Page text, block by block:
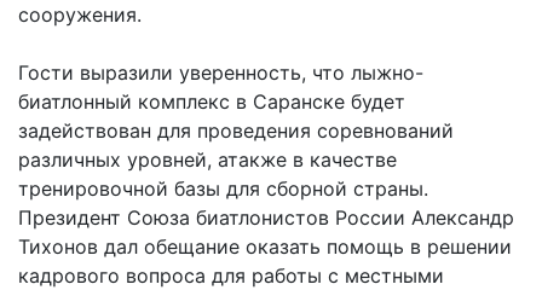
сооружения.
Гости выразили уверенность, что лыжно-
биатлонный комплекс в Саранске будет
задействован для проведения соревнований
различных уровней, атакже в качестве
тренировочной базы для сборной страны.
Президент Союза биатлонистов России Александр
Тихонов дал обещание оказать помощь в решении
кадрового вопроса для работы с местными